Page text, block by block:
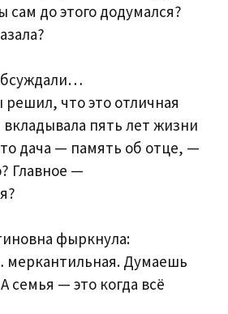
сам до этого додумался?
что это отличная
вкладывала пять лет жизни
дача — память об отце, —
Главное —
фыркнула:
Думаешь
семья — это когда всё